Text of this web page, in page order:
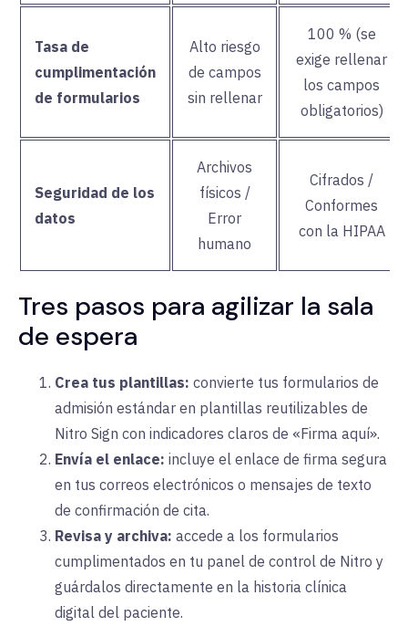
Tasa de
cumplimentación
de formularios
Alto riesgo
de campos
sin rellenar
100 % (se
exige rellenar
los campos
obligatorios)
Seguridad de los
datos
Archivos
físicos /
Error
humano
Cifrados /
Conformes
con la HIPAA
Tres pasos para agilizar la sala
de espera
Crea tus plantillas: convierte tus formularios de
admisión estándar en plantillas reutilizables de
Nitro Sign con indicadores claros de «Firma aquí».
Envía el enlace: incluye el enlace de firma segura
en tus correos electrónicos o mensajes de texto
de confirmación de cita.
Revisa y archiva: accede a los formularios
cumplimentados en tu panel de control de Nitro y
guárdalos directamente en la historia clínica
digital del paciente.